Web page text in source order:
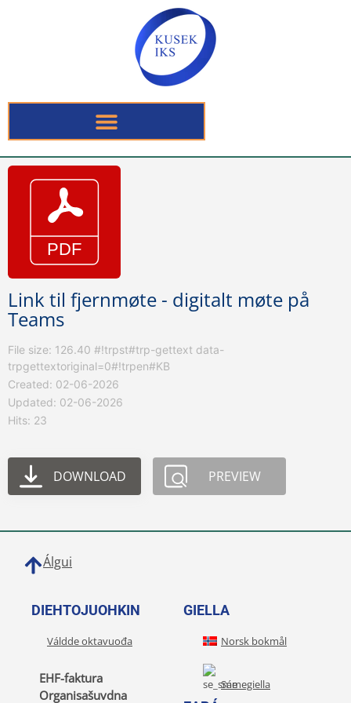
Link til fjernmøte - digitalt møte på
Teams
File size: 126.40 #!trpst#trp-gettext data-
trpgettextoriginal=0#!trpen#KB
Created: 02-06-2026
Updated: 02-06-2026
Hits: 23
DOWNLOAD PREVIEW
Álgui
DIEHTOJUOHKIN
Váldde oktavuođa
EHF-faktura
Organisašuvdna
GIELLA
Norsk bokmål
Sámegiella